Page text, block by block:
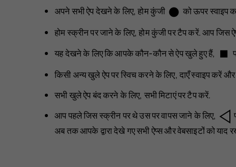
अपने सभी ऐप देखने के लिए, होम कुंजी fiber_manual_record को ऊपर स्वाइप
होम स्क्रीन पर जाने के लिए, होम कुंजी पर टैप करें. आप जिस
यह देखने के लिए कि आपके कौन-कौन से ऐप खुले हुए हैं, stop
किसी अन्य खुले ऐप पर स्विच करने के लिए, दाएँ स्वाइप करें
सभी खुले ऐप बंद करने के लिए, सभी मिटाएंपर टैप करें.
आप पहले जिस स्क्रीन पर थे उस पर वापस जाने के लिए,
अब तक आपके द्वारा देखे गए सभी ऐप्स और वेबसाइटों को याद